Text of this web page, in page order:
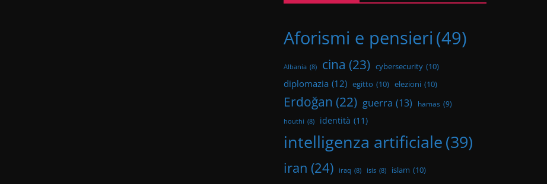
Aforismi e pensieri (49)
Albania (8) cina (23) cybersecurity (10)
diplomazia (12) egitto (10) elezioni (10)
Erdoğan (22) guerra (13) hamas (9)
houthi (8) identità (11)
intelligenza artificiale(39)
iran (24) iraq (8) isis (8) islam (10)